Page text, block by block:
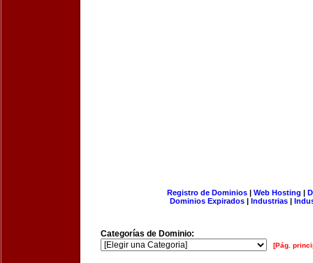
Registro de Dominios| Web Hosting |
Dominios Expirados | Industrias |
Categorías de Dominio:
[Pág.